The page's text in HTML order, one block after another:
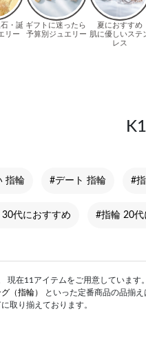
指輪 #デート 指輪 #
代におすすめ #指輪 20代
現在11アイテムをご用意しています
（指輪） といった定番商品の品揃え
に取り揃えております。